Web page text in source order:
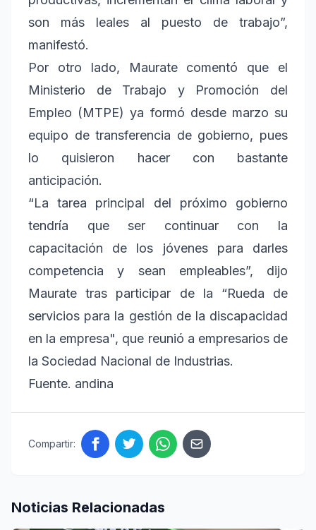
son más leales al puesto de trabajo”,
manifestó.
Por otro lado, Maurate comentó que el
Ministerio de Trabajo y Promoción del
Empleo (MTPE) ya formó desde marzo su
equipo de transferencia de gobierno, pues
lo quisieron hacer con bastante
anticipación.
“La tarea principal del próximo gobierno
tendría que ser continuar con la
capacitación de los jóvenes para darles
competencia y sean empleables”, dijo
Maurate tras participar de la “Rueda de
servicios para la gestión de la discapacidad
en la empresa", que reunió a empresarios de
la Sociedad Nacional de Industrias.
Fuente. andina
Compartir:
Noticias Relacionadas